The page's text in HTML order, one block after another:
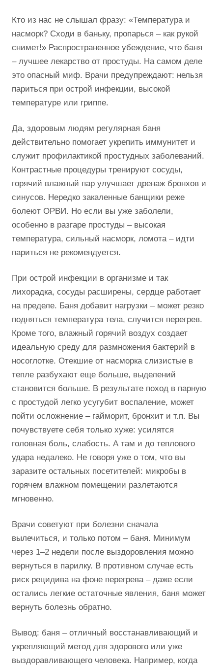
Кто из нас не слышал фразу: «Температура и
насморк? Сходи в баньку, пропарься – как рукой
снимет!» Распространенное убеждение, что баня
– лучшее лекарство от простуды. На самом деле
это опасный миф. Врачи предупреждают: нельзя
париться при острой инфекции, высокой
температуре или гриппе.
Да, здоровым людям регулярная баня
действительно помогает укрепить иммунитет и
служит профилактикой простудных заболеваний.
Контрастные процедуры тренируют сосуды,
горячий влажный пар улучшает дренаж бронхов и
синусов. Нередко закаленные банщики реже
болеют ОРВИ. Но если вы уже заболели,
особенно в разгаре простуды – высокая
температура, сильный насморк, ломота – идти
париться не рекомендуется.
При острой инфекции в организме и так
лихорадка, сосуды расширены, сердце работает
на пределе. Баня добавит нагрузки – может резко
подняться температура тела, случится перегрев.
Кроме того, влажный горячий воздух создает
идеальную среду для размножения бактерий в
носоглотке. Отекшие от насморка слизистые в
тепле разбухают еще больше, выделений
становится больше. В результате поход в парную
с простудой легко усугубит воспаление, может
пойти осложнение – гайморит, бронхит и т.п. Вы
почувствуете себя только хуже: усилятся
головная боль, слабость. А там и до теплового
удара недалеко. Не говоря уже о том, что вы
заразите остальных посетителей: микробы в
горячем влажном помещении разлетаются
мгновенно.
Врачи советуют при болезни сначала
вылечиться, и только потом – баня. Минимум
через 1–2 недели после выздоровления можно
вернуться в парилку. В противном случае есть
риск рецидива на фоне перегрева – даже если
остались легкие остаточные явления, баня может
вернуть болезнь обратно.
Вывод: баня – отличный восстанавливающий и
укрепляющий метод для здорового или уже
выздоравливающего человека. Например, когда